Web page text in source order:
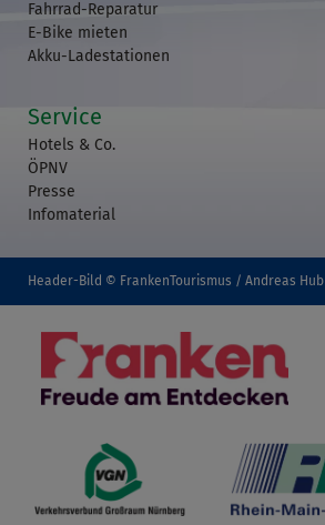
Fahrrad-Reparatur
E-Bike mieten
Akku-Ladestationen
Service
Hotels & Co.
ÖPNV
Presse
Infomaterial
Header-Bild © FrankenTourismus / Andreas Hub